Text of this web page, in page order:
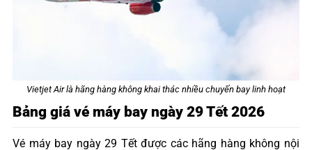
Vietjet Air là hãng hàng không khai thác nhiều chuyến bay linh hoạt
Bảng giá vé máy bay ngày 29 Tết 2026
Vé máy bay ngày 29 Tết được các hãng hàng không nội